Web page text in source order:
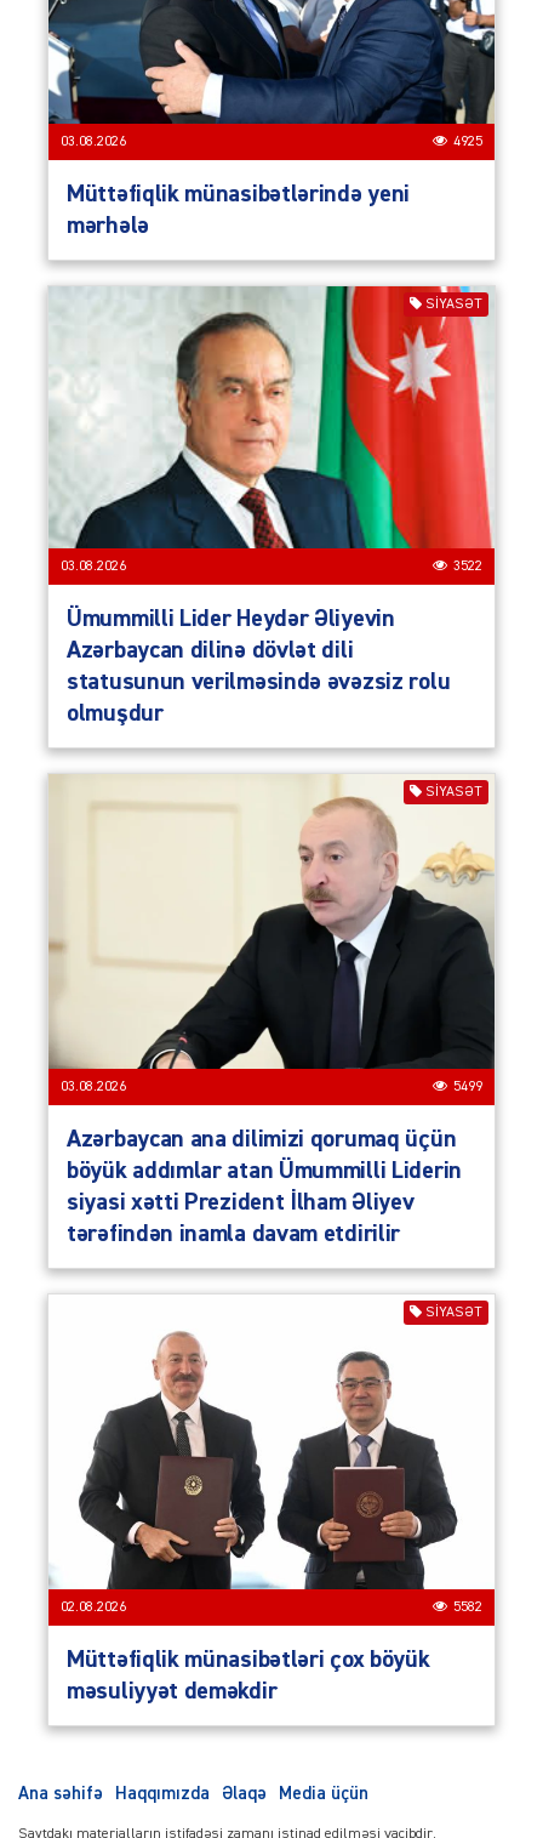
03.08.2026 4925
Müttəfiqlik münasibətlərində yeni
mərhələ
SIYASƏT
03.08.2026 3522
Ümummilli Lider Heydər Əliyevin
Azərbaycan dilinə dövlət dili
statusunun verilməsində əvəzsiz rolu
olmuşdur
SIYASƏT
03.08.2026 5499
Azərbaycan ana dilimizi qorumaq üçün
böyük addımlar atan Ümummilli Liderin
siyasi xətti Prezident İlham Əliyev
tərəfindən inamla davam etdirilir
SIYASƏT
02.08.2026 5582
Müttəfiqlik münasibətləri çox böyük
məsuliyyət deməkdir
Ana səhifə Haqqımızda Əlaqə Media üçün
Saytdakı materialların istifadəsi zamanı istinad edilməsi vacibdir.